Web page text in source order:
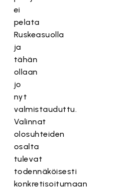
ei
pelata
Ruskeasuolla
ja
tähän
ollaan
jo
nyt
valmistauduttu.
Valinnat
olosuhteiden
osalta
tulevat
todennäköisesti
konkretisoitumaan